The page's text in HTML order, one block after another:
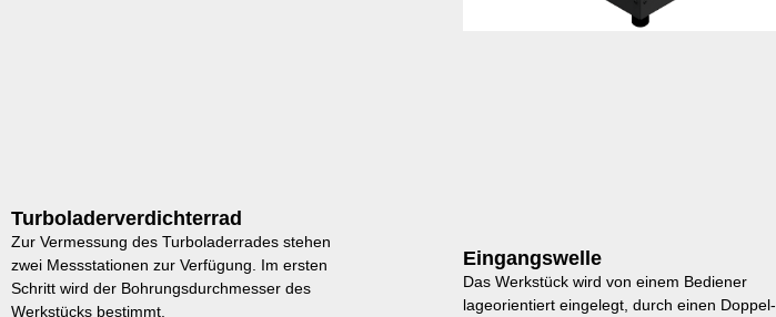
Turboladerverdichterrad
Zur Vermessung des Turboladerrades stehen
zwei Messstationen zur Verfügung. Im ersten
Schritt wird der Bohrungsdurchmesser des
Werkstücks bestimmt.
Eingangswelle
Das Werkstück wird von einem Bediener
lageorientiert eingelegt, durch einen Doppel-